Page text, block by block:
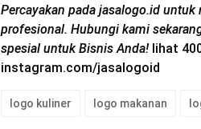
Percayakan pada jasalogo.id untuk
profesional. Hubungi kami
spesial untuk Bisnis Anda!lihat
instagram.com/jasalogoid
logo kuliner logo makanan